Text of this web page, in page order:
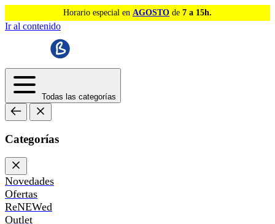
Horario especial en AGOSTO de 7 a 15h.
Ir al contenido
Todas las categorías
Categorías
Novedades
Ofertas
ReNEWed
Outlet